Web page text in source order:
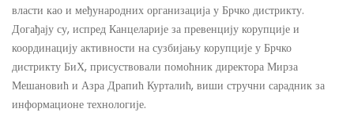
власти као и међународних организација у Брчко дистрикту.
Догађају су, испред Канцеларије за превенцију корупције и
координацију активности на сузбијању корупције у Брчко
дистрикту БиХ, присуствовали помоћник директора Мирза
Мешановић и Азра Драпић Курталић, виши стручни сарадник за
информационе технологије.